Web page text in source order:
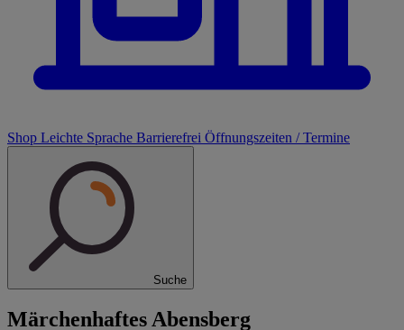
Shop Leichte Sprache Barrierefrei Öffnungszeiten / Termine
Suche
Märchenhaftes Abensberg